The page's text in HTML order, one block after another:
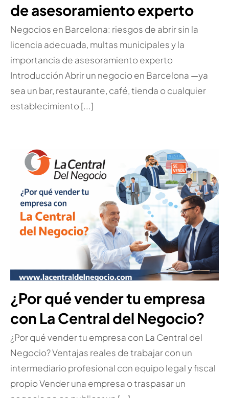
de asesoramiento experto
Negocios en Barcelona: riesgos de abrir sin la
licencia adecuada, multas municipales y la
importancia de asesoramiento experto
Introducción Abrir un negocio en Barcelona —ya
sea un bar, restaurante, café, tienda o cualquier
establecimiento [...]
¿Por qué vender tu empresa
con La Central del Negocio?
¿Por qué vender tu empresa con La Central del
Negocio? Ventajas reales de trabajar con un
intermediario profesional con equipo legal y fiscal
propio Vender una empresa o traspasar un